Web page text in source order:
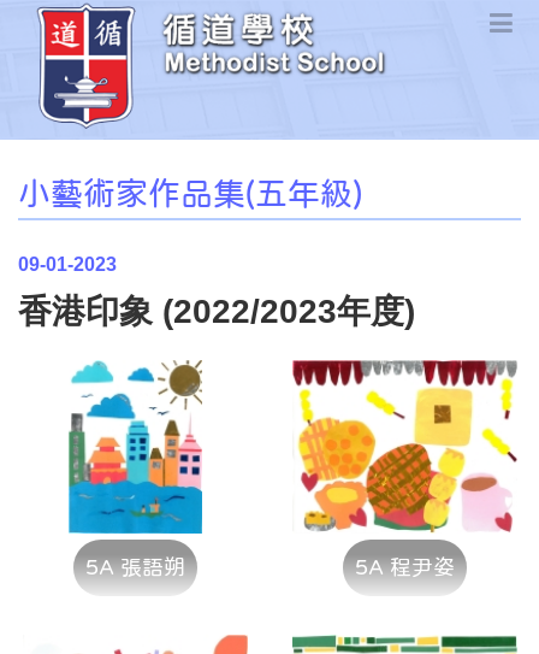
小藝術家作品集(五年級)
09-01-2023
香港印象 (2022/2023年度)
5A 張語朔 5A 程尹姿